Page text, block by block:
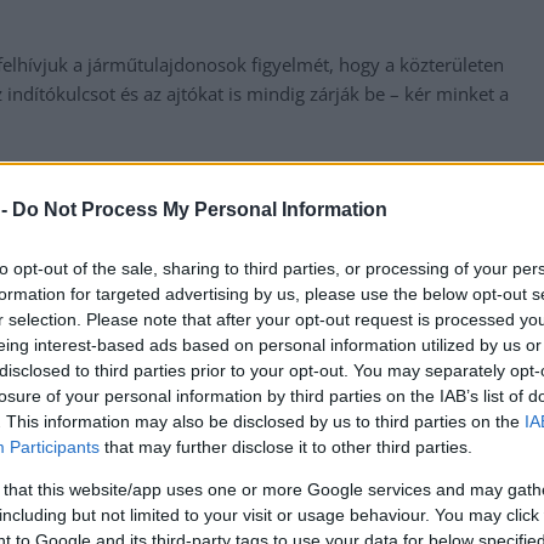
Do Not Process My Personal Information
opt-out of the sale, sharing to third parties, or processing of your
for targeted advertising by us, please use the below opt-out
selection. Please note that after your opt-out request is processed
interest-based ads based on personal information utilized by us
to third parties prior to your opt-out. You may separately
of your personal information by third parties on the IAB’s list of
This information may also be disclosed by us to third parties on the
Participants that may further disclose it to other third parties.
that this website/app uses one or more Google services and may
but not limited to your visit or usage behaviour. You may
to Google and its third-party tags to use your data for below
a járműtulajdonosok figyelmét, hogy a közterületen
és az ajtókat is mindig zárják be – kér minket a
elkerülné a propagandát, iratkozzon fel hírlevelünkre
,jármű,jogosítvány,párhuzam,rendőrség
Hétdiplomás orvosnak adta ki magát a csaló Jász-
Nagykun-Szolnok megyei hölgy